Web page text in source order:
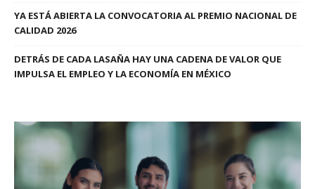
YA ESTÁ ABIERTA LA CONVOCATORIA AL PREMIO NACIONAL DE
CALIDAD 2026
DETRÁS DE CADA LASAÑA HAY UNA CADENA DE VALOR QUE
IMPULSA EL EMPLEO Y LA ECONOMÍA EN MÉXICO